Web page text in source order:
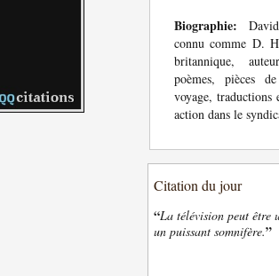
Biographie:
connu comme D.
britannique,
poèmes, pièces
voyage, traductions
action dans le
Citation du jour
“La télévision peut être
un puissant somnifère.”